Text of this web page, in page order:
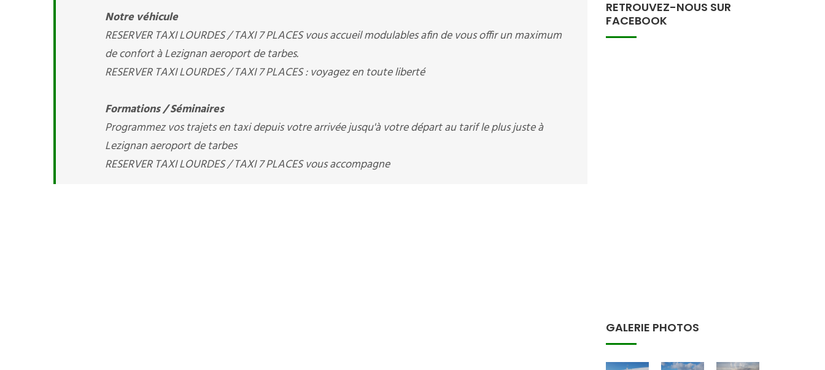
Notre véhicule
RESERVER TAXI LOURDES / TAXI 7 PLACES vous accueil modulables afin de vous offir un maximum
de confort à Lezignan aeroport de tarbes.
RESERVER TAXI LOURDES / TAXI 7 PLACES : voyagez en toute liberté
Formations / Séminaires
Programmez vos trajets en taxi depuis votre arrivée jusqu'à votre départ au tarif le plus juste à
Lezignan aeroport de tarbes
RESERVER TAXI LOURDES / TAXI 7 PLACES vous accompagne
RETROUVEZ-NOUS SUR
FACEBOOK
GALERIE PHOTOS